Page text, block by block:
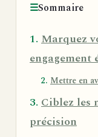
☰Sommaire
Marquez
engagement
Mettre en
Ciblez les
précision